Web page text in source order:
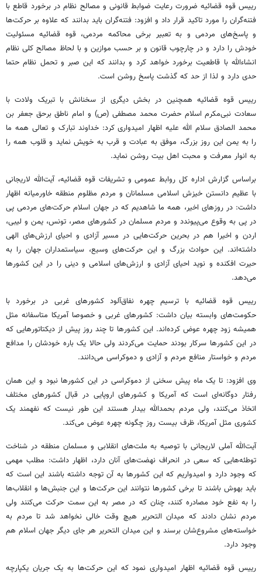
رییس قوه قضائیه ضرورت رعایت ضوابط قانونی و مصالح نظام در برخورد قاطع با
فتنه‌گران را مورد تاکید قرار داد و افزود: فتنه‌گران باید بدانند که علاوه بر حرکت‌ها
و پاسخ‌های مردمی و به تعبیر برخی محاکمه مردمی، قوه قضائیه مسئولیت
خودش را دارد و در چارچوب قانون و بر حسب موازین و با لحاظ مصالح کلی نظام
انشاءالله با قاطعیت برخورد خواهد کرد و بدانند که این صبر و تحمل نظام حتما
حدی دارد و لذا از حد که گذشت پاسخ روشن است.
رییس قوه قضائیه همچنین در بخش دیگری از سخنانش با تبریک ولادت با
سعادت نبی‌مکرم اسلام حضرت محمد مصطفی (ص) و امام ناطق برحق جعفر بن
محمد الصادق سلام الله علیه اظهار امیدواری کرد: خداوند تبارک و تعالی همه ما
را به یمن این روز بزرگ،‌ موفق به عبادت و قرب به خویش نماید و قلوب همه را
به انوار معرفت و محبت اهل بیت روشن نماید.
براساس گزارش اداره کل روابط عمومی و تشریفات قوه قضائیه، آیت‌الله لاریجانی
با عظیم دانستن خیزش اسلامی مسلمانان و مردم مظلوم منطقه خاورمیانه اظهار
داشت: در روزهای اخیر، همه ما شاهدیم که در جهان اسلام حرکت‌های مردمی پی
در پی به وقوع می‌پیوندد و مردم مسلمان در کشورهای مصر، تونس، یمن و لیبی،
اردن و اخیرا هم در بحرین حرکت‌هایی در مسیر آزادی و احیای ارزش‌های الهی
داشته‌اند. این حوادث بزرگ و این حرکت‌های وسیع، سیاستمداران جهان را به
حیرت افکنده و نوید احیای آزادی و ارزش‌های اسلامی و دینی را در این کشورها
می‌دهد.
رییس قوه قضائیه با ترسیم چهره نفاق‌آلود کشورهای غربی در برخورد با
حکومت‌های وابسته بیان داشت: کشورهای غربی و خصوصا آمریکا متاسفانه مثل
همیشه زود چهره عوض کرده‌اند. این کشورها تا چند روز پیش از دیکتاتورهایی که
در این کشورها سرکار بودند حمایت می‌کردند ولی حالا یک باره خودشان را مدافع
مردم و خواستار منافع مردم و آزادی و دموکراسی می‌دانند.
وی افزود: تا یک ماه پیش سخنی از دموکراسی در این کشورها نبود و این همان
رفتار دوگانه‌ای است که آمریکا و کشورهای اروپایی در قبال کشورهای مختلف
اتخاذ می‌کنند، ولی مردم بحمدالله بیدار هستند این طور نیست که نفهمند یک
کشوری مثل آمریکا، ظرف بیست روز چگونه چهره عوض می‌کند.
آیت‌الله آملی لاریجانی با توصیه به ملت‌های انقلابی و مسلمان منطقه در شناخت
توطئه‌هایی که سعی در انحراف نهضت‌های آنان دارد، اظهار داشت: مطلب مهمی
که وجود دارد و امیدواریم که این کشورها به آن توجه داشته باشند این است که
باید بهوش باشند تا برخی کشورها نتوانند این حرکت‌ها و این جنبش‌ها و انقلاب‌ها
را به نفع خود مصادره کنند، چنان که در مصر به این سمت حرکت می‌کنند ولی
مردم نشان دادند که میدان التحریر هیچ وقت خالی نخواهد شد تا مردم به
خواسته‌های مشروع‌شان برسند و این میدان التحریر هر جای دیگر جهان اسلام هم
وجود دارد.
رییس قوه قضائیه اظهار امیدواری نمود که این حرکت‌ها به یک جریان یکپارچه